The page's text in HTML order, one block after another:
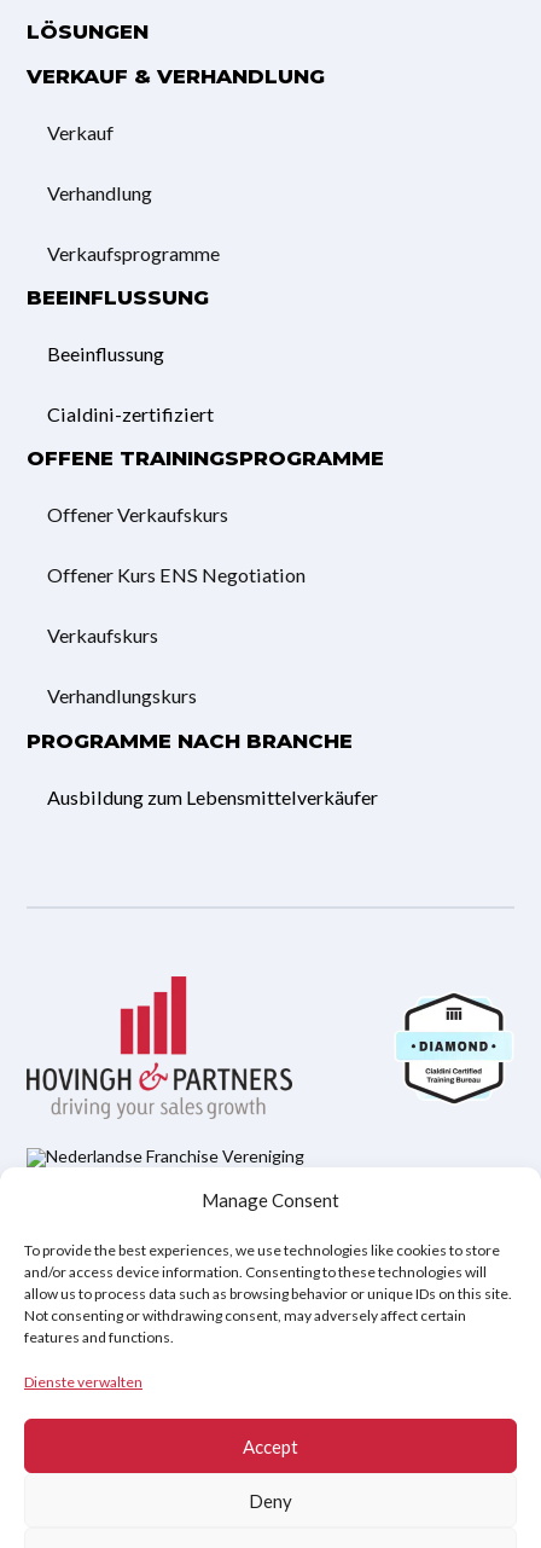
Manage Consent
To provide the best experiences, we use technologies like cookies to store
and/or access device information. Consenting to these technologies will
allow us to process data such as browsing behavior or unique IDs on this site.
Not consenting or withdrawing consent, may adversely affect certain
features and functions.
Dienste verwalten
Accept
Deny
LÖSUNGEN
VERKAUF & VERHANDLUNG
Verkauf
Verhandlung
Verkaufsprogramme
BEEINFLUSSUNG
Beeinflussung
Cialdini-zertifiziert
OFFENE TRAININGSPROGRAMME
Offener Verkaufskurs
Offener Kurs ENS Negotiation
Verkaufskurs
Verhandlungskurs
PROGRAMME NACH BRANCHE
Ausbildung zum Lebensmittelverkäufer
Datenschutzbestimmungen
Rechtlicher Hinweis
Cookie-Richtlinie (EU)
Copyright © 2026
Hovingh & Partners